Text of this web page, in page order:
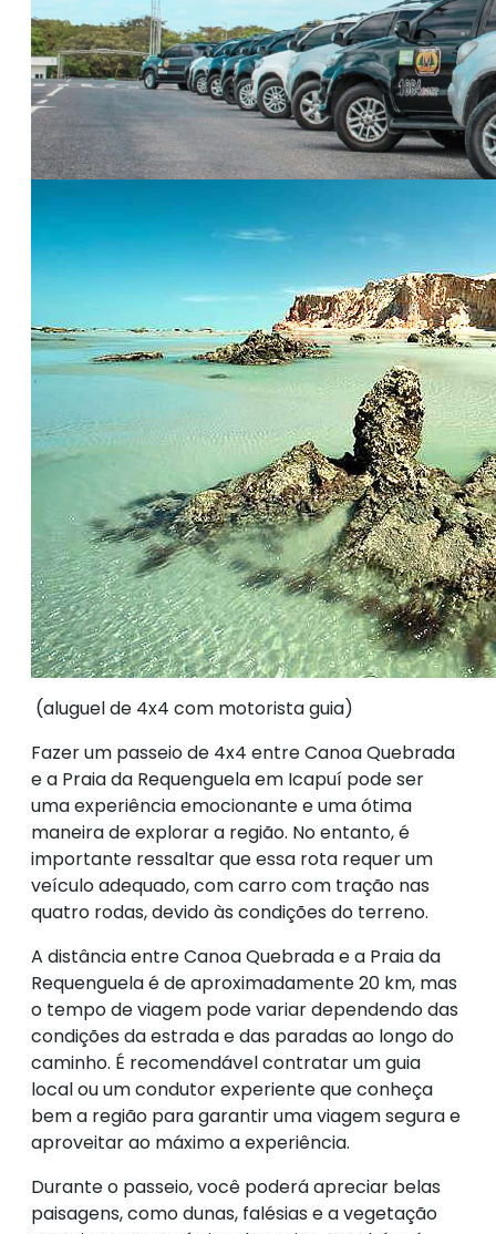
(aluguel de 4x4 com motorista guia)
Fazer um passeio de 4x4 entre Canoa Quebrada
e a Praia da Requenguela em Icapuí pode ser
uma experiência emocionante e uma ótima
maneira de explorar a região. No entanto, é
importante ressaltar que essa rota requer um
veículo adequado, com carro com tração nas
quatro rodas, devido às condições do terreno.
A distância entre Canoa Quebrada e a Praia da
Requenguela é de aproximadamente 20 km, mas
o tempo de viagem pode variar dependendo das
condições da estrada e das paradas ao longo do
caminho. É recomendável contratar um guia
local ou um condutor experiente que conheça
bem a região para garantir uma viagem segura e
aproveitar ao máximo a experiência.
Durante o passeio, você poderá apreciar belas
paisagens, como dunas, falésias e a vegetação